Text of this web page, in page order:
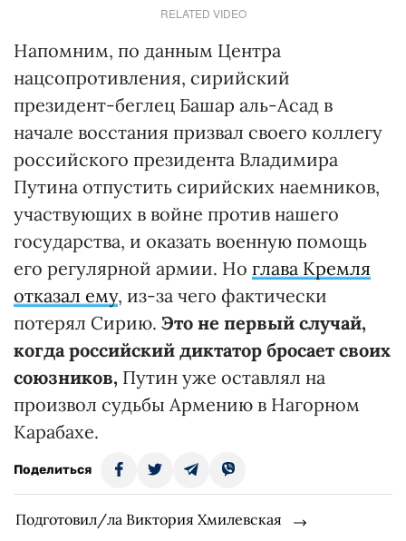
RELATED VIDEO
Напомним, по данным Центра
нацсопротивления, сирийский
президент-беглец Башар аль-Асад в
начале восстания призвал своего коллегу
российского президента Владимира
Путина отпустить сирийских наемников,
участвующих в войне против нашего
государства, и оказать военную помощь
его регулярной армии. Но глава Кремля
отказал ему, из-за чего фактически
потерял Сирию. Это не первый случай,
когда российский диктатор бросает своих
союзников, Путин уже оставлял на
произвол судьбы Армению в Нагорном
Карабахе.
Поделиться
Подготовил/ла Виктория Хмилевская